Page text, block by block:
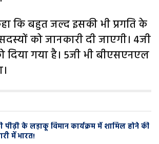
कि बहुत जल्द इसकी भी प्रगति के
को जानकारी दी जाएगी। 4जी
गया है। 5जी भी बीएसएनएल
पीढ़ी के लड़ाकू विमान कार्यक्रम में शामिल होने की
में भारत!